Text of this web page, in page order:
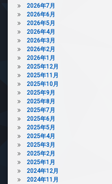
場
駐
車
場
デ
ザ
イ
ナ
ー
ズ
パ
ー
テ
ス
パ
タ
ワ
ー
マ
ン
シ
ョ
ン
デ
ザ
イ
ナ
ー
ズ
2026年7月
2026年6月
2026年5月
2026年4月
2026年3月
2026年2月
2026年1月
2025年12月
2025年11月
2025年10月
2025年9月
2025年8月
2025年7月
2025年6月
2025年5月
2025年4月
2025年3月
2025年2月
2025年1月
2024年12月
2024年11月